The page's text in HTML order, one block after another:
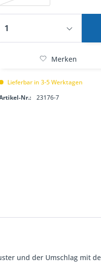
Merken
Lieferbar in 3-5 Werktagen
Nr.:
23176-7
und der Umschlag mit